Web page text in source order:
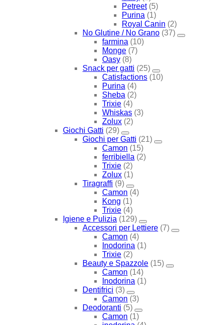
Petreet (5)
Purina (1)
Royal Canin (2)
No Glutine / No Grano (37)
farmina (10)
Monge (7)
Oasy (8)
Snack per gatti (25)
Catisfactions (10)
Purina (4)
Sheba (2)
Trixie (4)
Whiskas (3)
Zolux (2)
Giochi Gatti (29)
Giochi per Gatti (21)
Camon (15)
ferribiella (2)
Trixie (2)
Zolux (1)
Tiragraffi (9)
Camon (4)
Kong (1)
Trixie (4)
Igiene e Pulizia (129)
Accessori per Lettiere (7)
Camon (4)
Inodorina (1)
Trixie (2)
Beauty e Spazzole (15)
Camon (14)
Inodorina (1)
Dentifrici (3)
Camon (3)
Deodoranti (5)
Camon (1)